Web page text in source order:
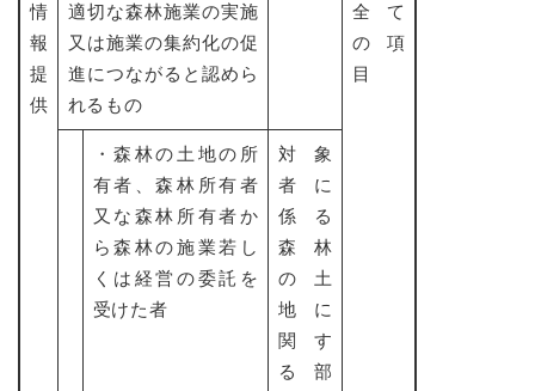
情
報
提
供
適切な森林施業の実施
又は施業の集約化の促
進につながると認めら
れるもの
全て
の項
目
・森林の土地の所
有者、森林所有者
又な森林所有者か
ら森林の施業若し
くは経営の委託を
受けた者
対象
者に
係る
森林
の土
地に
関す
る部